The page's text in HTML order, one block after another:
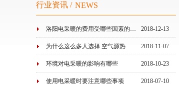
行业资讯 / NEWS
洛阳电采暖的费用受哪些因素的… 2018-12-13
为什么这么多人选择 空气源热
泵…
2018-11-07
环境对电采暖的影响有哪些 2018-10-23
使用电采暖时要注意哪些事项 2018-07-10